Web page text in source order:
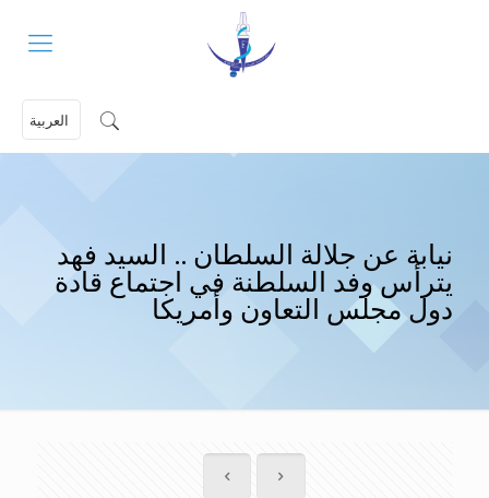
العربية
نيابة عن جلالة السلطان .. السيد فهد
يترأس وفد السلطنة في اجتماع قادة
دول مجلس التعاون وأمريكا